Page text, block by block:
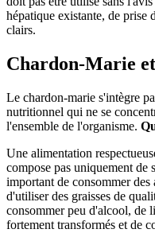
hépatique existante, de prise
clairs.
Chardon-Marie
Le chardon-marie s'intègre
nutritionnel qui ne se
l'ensemble de l'organisme.
Une alimentation
compose pas uniquement de
important de consommer
d'utiliser des graisses de
consommer peu d'alcool, de
fortement transformés et de